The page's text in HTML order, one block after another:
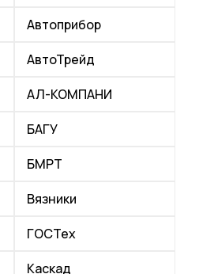
Автоприбор
АвтоТрейд
АЛ-КОМПАНИ
БАГУ
БМРТ
Вязники
ГОСТех
Каскад